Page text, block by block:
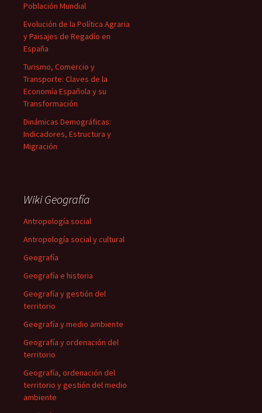
Población Mundial
Evolución de la Política Agraria
y Paisajes de Regadío en
España
Turismo, Comercio y
Transporte: Claves de la
Economía Española y su
Transformación
Dinámicas Demográficas:
Indicadores, Estructura y
Migración
Wiki Geografía
Antropología social
Antropología social y cultural
Geografía
Geografía e historia
Geografía y gestión del
territorio
Geografía y medio ambiente
Geografía y ordenación del
territorio
Geografía, ordenación del
territorio y gestión del medio
ambiente